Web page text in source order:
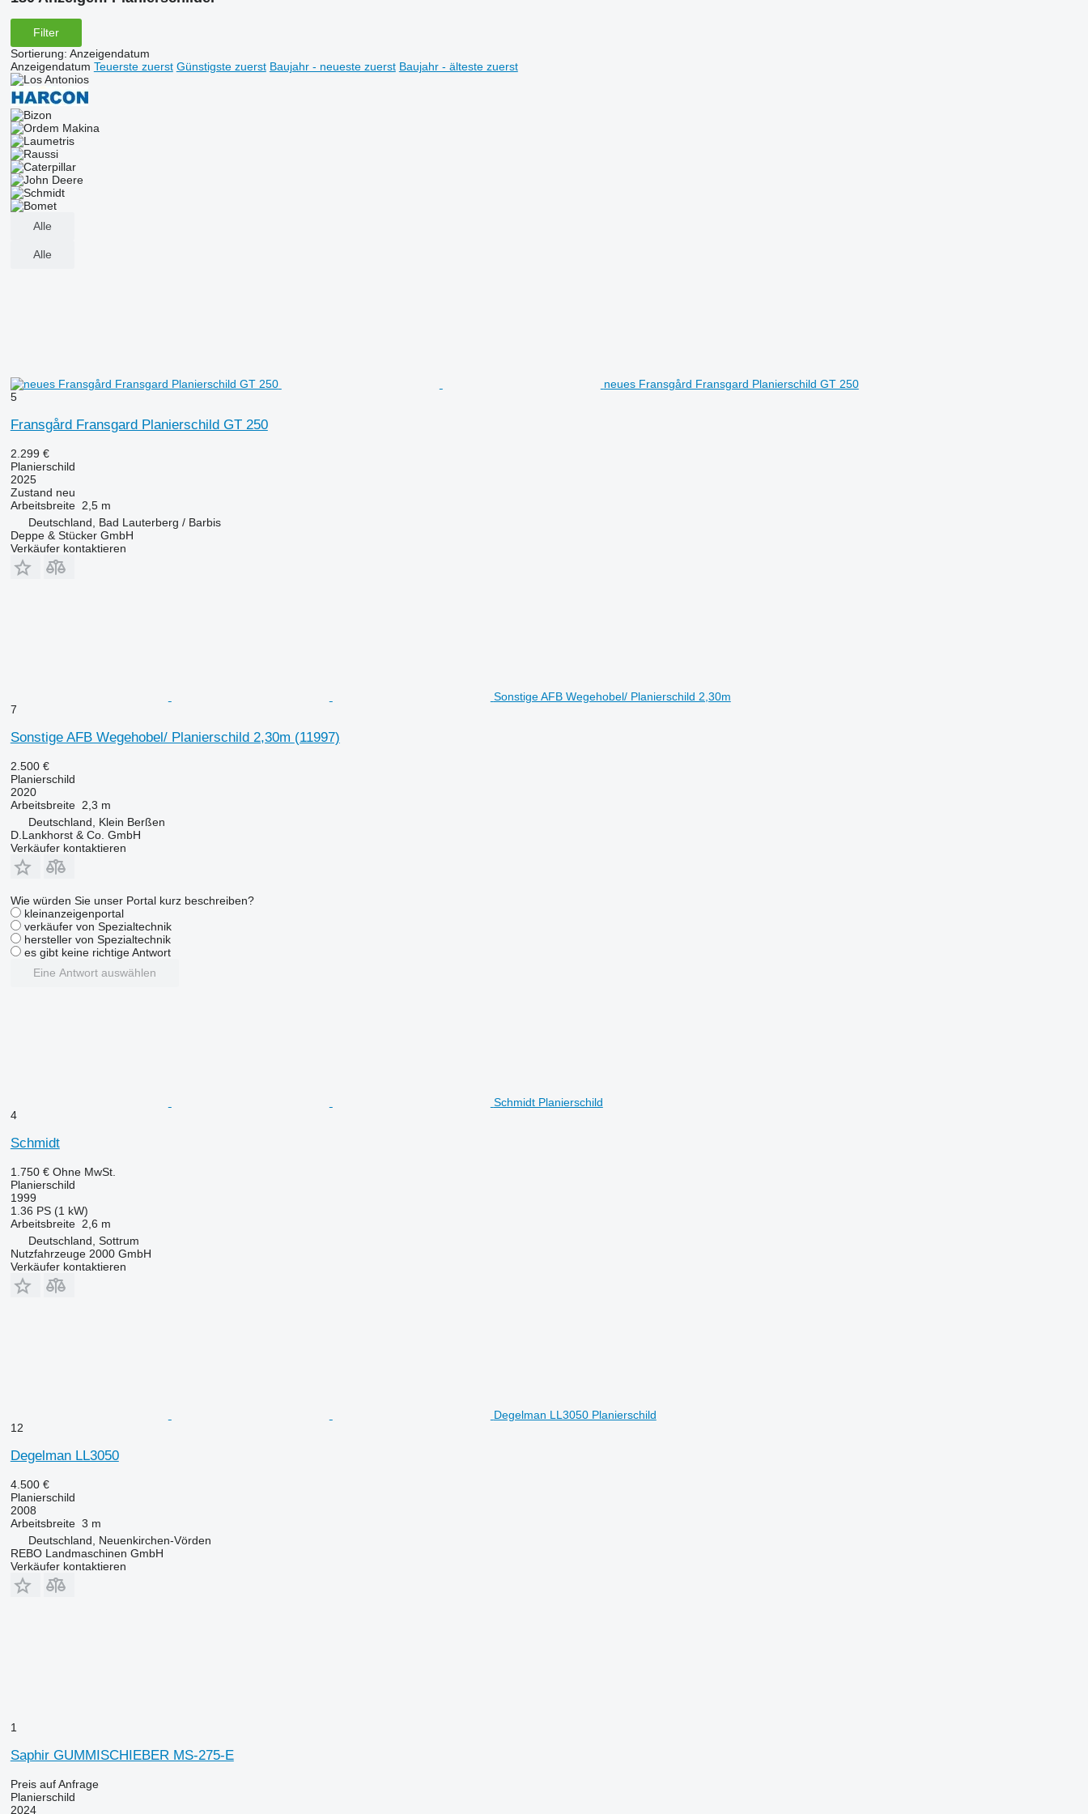
Filter
Sortierung: Anzeigendatum
Anzeigendatum Teuerste zuerst Günstigste zuerst Baujahr - neueste zuerst Baujahr - älteste zuerst
Alle
Alle
neues Fransgård Fransgard Planierschild GT 250
5
Fransgård Fransgard Planierschild GT 250
2.299 €
Planierschild
2025
Zustand neu
Arbeitsbreite 2,5 m
Deutschland, Bad Lauterberg / Barbis
Deppe & Stücker GmbH
Verkäufer kontaktieren
Sonstige AFB Wegehobel/ Planierschild 2,30m
7
Sonstige AFB Wegehobel/ Planierschild 2,30m (11997)
2.500 €
Planierschild
2020
Arbeitsbreite 2,3 m
Deutschland, Klein Berßen
D.Lankhorst & Co. GmbH
Verkäufer kontaktieren
Wie würden Sie unser Portal kurz beschreiben?
kleinanzeigenportal
verkäufer von Spezialtechnik
hersteller von Spezialtechnik
es gibt keine richtige Antwort
Eine Antwort auswählen
Schmidt Planierschild
4
Schmidt
1.750 € Ohne MwSt.
Planierschild
1999
1.36 PS (1 kW)
Arbeitsbreite 2,6 m
Deutschland, Sottrum
Nutzfahrzeuge 2000 GmbH
Verkäufer kontaktieren
Degelman LL3050 Planierschild
12
Degelman LL3050
4.500 €
Planierschild
2008
Arbeitsbreite 3 m
Deutschland, Neuenkirchen-Vörden
REBO Landmaschinen GmbH
Verkäufer kontaktieren
1
Saphir GUMMISCHIEBER MS-275-E
Preis auf Anfrage
Planierschild
2024